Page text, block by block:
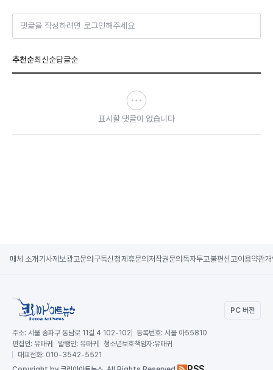
댓글을 작성하려면 로그인해주세요
추천순최신순답글순
표시할 댓글이 없습니다
매체 소개 기사제보광고문의 구독신청제휴문의 저작권문의 독자투고불편신고이용약관
PC 버전
주소: 서울 송파구 동남로 11길 4 102-102 등록번호: 서울 아55810
편집인: 유태귀 발행인: 유태귀 청소년보호책임자:유태귀
대표전화: 010-3542-5521